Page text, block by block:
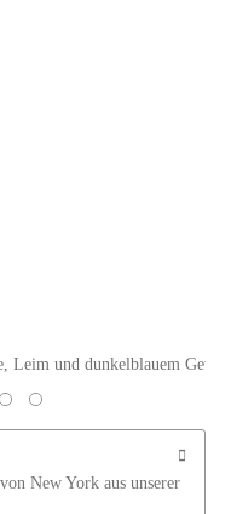
Leim und dunkelblauem
New York aus unserer